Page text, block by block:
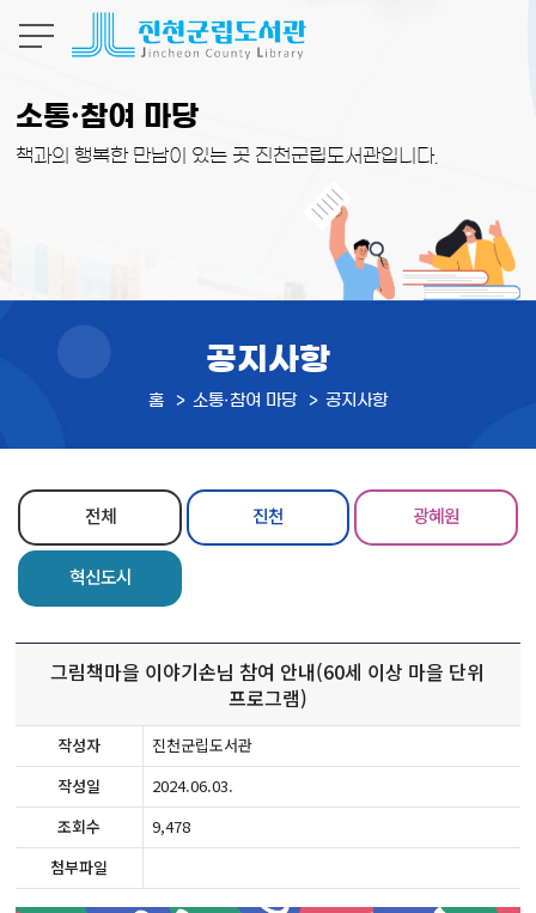
소통·참여 마당
책과의 행복한 만남이 있는 곳 진천군립도서관입니다.
공지사항
홈 소통·참여 마당 공지사항
전체 진천 광혜원
혁신도시
그림책마을 이야기손님 참여 안내(60세 이상 마을 단위
프로그램)
작성자
진천군립도서관
작성일
2024.06.03.
조회수
9,478
첨부파일